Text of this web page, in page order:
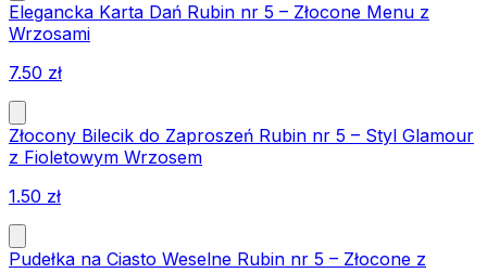
Elegancka Karta Dań Rubin nr 5 – Złocone Menu z
Wrzosami
7.50 zł
Złocony Bilecik do Zaproszeń Rubin nr 5 – Styl Glamour
z Fioletowym Wrzosem
1.50 zł
Pudełka na Ciasto Weselne Rubin nr 5 – Złocone z